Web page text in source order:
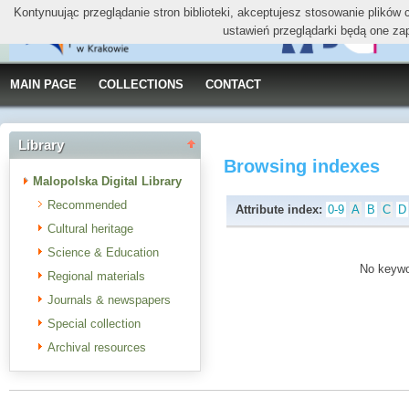
MAIN PAGE COLLECTIONS CONTACT
Library
Malopolska Digital Library
Recommended
Cultural heritage
Science & Education
Regional materials
Journals & newspapers
Special collection
Archival resources
Browsing indexes
Attribute index: 0-9 A B C D
No
Kontynuując przeglądanie stron biblioteki, akceptujesz stosowanie
ustawień przeglądarki będą one